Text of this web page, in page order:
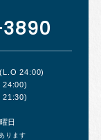
24:00)
日
ります